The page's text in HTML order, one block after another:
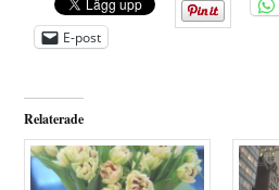
E-post
Relaterade